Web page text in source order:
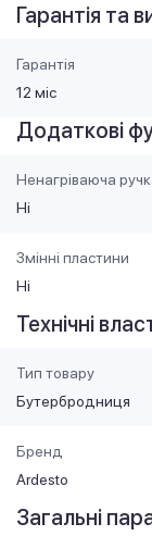
Гарантія та
Гарантія
12 міс
Додаткові
Ненагріваюча
Ні
Змінні пластини
Ні
Технічні
Тип товару
Бутербродниця
Бренд
Ardesto
Загальні